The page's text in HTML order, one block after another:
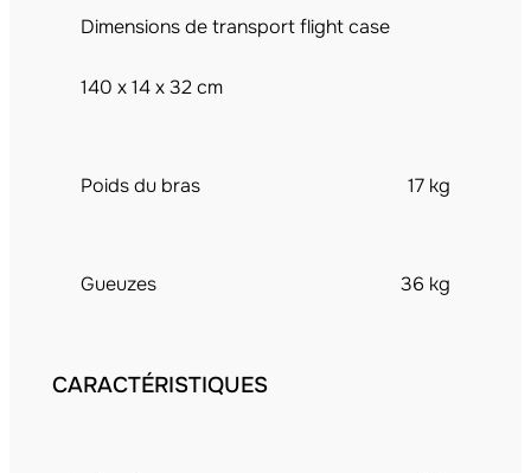
Dimensions de transport flight case
140 x 14 x 32 cm
Poids du bras 17 kg
Gueuzes 36 kg
CARACTÉRISTIQUES